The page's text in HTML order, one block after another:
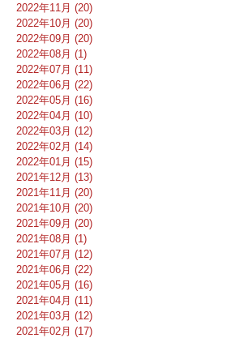
2022年11月 (20)
2022年10月 (20)
2022年09月 (20)
2022年08月 (1)
2022年07月 (11)
2022年06月 (22)
2022年05月 (16)
2022年04月 (10)
2022年03月 (12)
2022年02月 (14)
2022年01月 (15)
2021年12月 (13)
2021年11月 (20)
2021年10月 (20)
2021年09月 (20)
2021年08月 (1)
2021年07月 (12)
2021年06月 (22)
2021年05月 (16)
2021年04月 (11)
2021年03月 (12)
2021年02月 (17)